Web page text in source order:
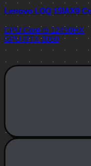
Lenovo LOQ 15IAX9
CPU Core i5 12450HX
GPU RTX 3050